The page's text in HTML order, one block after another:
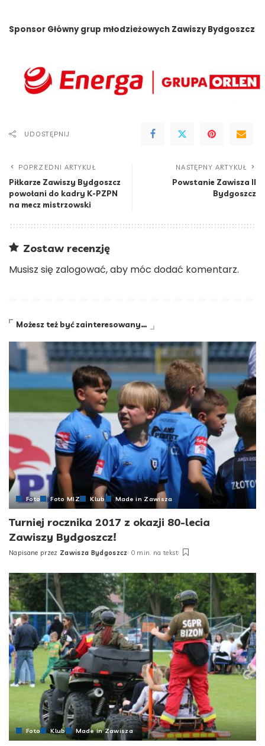
Sponsor Główny grup młodzieżowych Zawiszy Bydgoszcz
UDOSTĘPNIJ
POPRZEDNI ARTYKUŁ
Piłkarze Zawiszy Bydgoszcz
powołani do kadry K-PZPN
na mecz mistrzowski
NASTĘPNY ARTYKUŁ
Powstanie Zawisza II
Bydgoszcz
Zostaw recenzję
Musisz się zalogować, aby móc dodać komentarz.
Możesz też być zainteresowany…
Foto Foto MIZ Klub Made in Zawisza
Turniej rocznika 2017 z okazji 80-lecia
Zawiszy Bydgoszcz!
Posted
Napisane przez Zawisza Bydgoszcz 0 min. na tekst
Foto Klub Made in Zawisza